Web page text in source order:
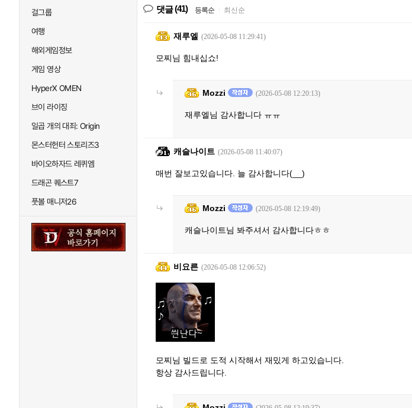
걸그룹
여행
해외게임정보
게임 영상
HyperX OMEN
브이 라이징
일곱 개의 대죄: Origin
몬스터헌터 스토리즈3
바이오하자드 레퀴엠
드래곤 퀘스트7
풋볼 매니저26
댓글(41) 등록순 최신순
재루엘 (2026-05-08 11:29:41)
모찌님 힘내십쇼!
Mozzi (2026-05-08 12:20:13)
재루엘님 감사합니다 ㅠㅠ
캐슬나이트 (2026-05-08 11:40:07)
매번 잘보고있습니다. 늘 감사합니다(__)
Mozzi (2026-05-08 12:19:49)
캐슬나이트님 봐주셔서 감사합니다ㅎㅎ
비요른 (2026-05-08 12:06:52)
모찌님 빌드로 도적 시작해서 재밌게 하고있습니다.
항상 감사드립니다.